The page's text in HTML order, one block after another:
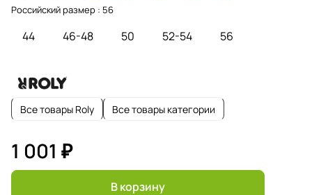
Российский размер : 56
44 46-48 50 52-54 56
Все товары Roly Все товары категории
1 001 ₽
В корзину